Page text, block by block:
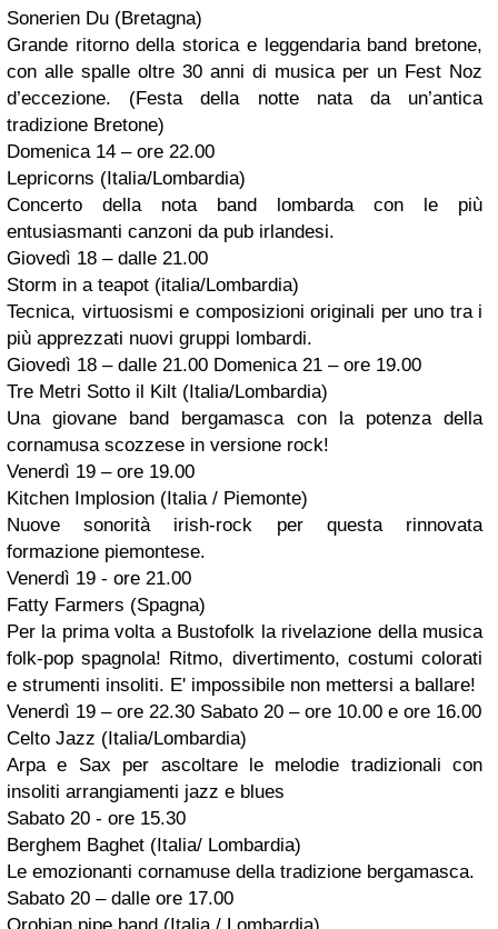
Sonerien Du (Bretagna)
Grande ritorno della storica e leggendaria band bretone,
con alle spalle oltre 30 anni di musica per un Fest Noz
d’eccezione. (Festa della notte nata da un’antica
tradizione Bretone)
Domenica 14 – ore 22.00
Lepricorns (Italia/Lombardia)
Concerto della nota band lombarda con le più
entusiasmanti canzoni da pub irlandesi.
Giovedì 18 – dalle 21.00
Storm in a teapot (italia/Lombardia)
Tecnica, virtuosismi e composizioni originali per uno tra i
più apprezzati nuovi gruppi lombardi.
Giovedì 18 – dalle 21.00 Domenica 21 – ore 19.00
Tre Metri Sotto il Kilt (Italia/Lombardia)
Una giovane band bergamasca con la potenza della
cornamusa scozzese in versione rock!
Venerdì 19 – ore 19.00
Kitchen Implosion (Italia / Piemonte)
Nuove sonorità irish-rock per questa rinnovata
formazione piemontese.
Venerdì 19 - ore 21.00
Fatty Farmers (Spagna)
Per la prima volta a Bustofolk la rivelazione della musica
folk-pop spagnola! Ritmo, divertimento, costumi colorati
e strumenti insoliti. E' impossibile non mettersi a ballare!
Venerdì 19 – ore 22.30 Sabato 20 – ore 10.00 e ore 16.00
Celto Jazz (Italia/Lombardia)
Arpa e Sax per ascoltare le melodie tradizionali con
insoliti arrangiamenti jazz e blues
Sabato 20 - ore 15.30
Berghem Baghet (Italia/ Lombardia)
Le emozionanti cornamuse della tradizione bergamasca.
Sabato 20 – dalle ore 17.00
Orobian pipe band (Italia / Lombardia)